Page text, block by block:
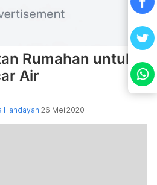
Rumahan untuk
Air
Handayani26 Mei 2020